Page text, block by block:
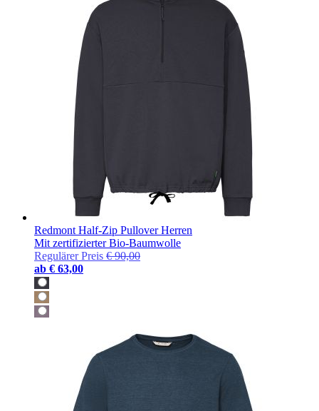
Redmont Half-Zip Pullover Herren
Mit zertifizierter Bio-Baumwolle
Regulärer Preis € 90,00
ab € 63,00